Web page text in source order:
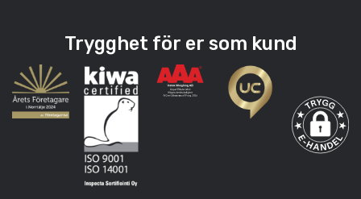
Trygghet för er som kund